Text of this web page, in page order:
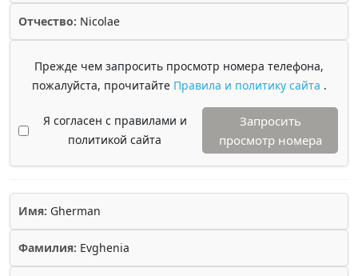
Отчество: Nicolae
Прежде чем запросить просмотр номера телефона,
пожалуйста, прочитайте Правила и политику сайта .
Я согласен с правилами и
политикой сайта
Запросить
просмотр номера
Имя: Gherman
Фамилия: Evghenia